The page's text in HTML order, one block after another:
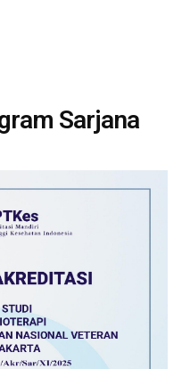
Sarjana